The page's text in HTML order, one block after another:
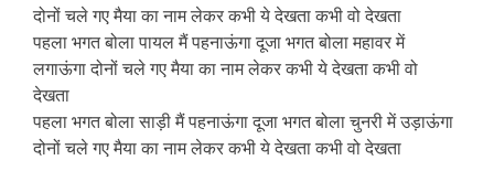
दोनों चले गए मैया का नाम लेकर कभी ये देखता कभी वो देखता
पहला भगत बोला पायल मैं पहनाऊंगा दूजा भगत बोला महावर में
लगाऊंगा दोनों चले गए मैया का नाम लेकर कभी ये देखता कभी वो
देखता
पहला भगत बोला साड़ी मैं पहनाऊंगा दूजा भगत बोला चुनरी में उड़ाऊंगा
दोनों चले गए मैया का नाम लेकर कभी ये देखता कभी वो देखता